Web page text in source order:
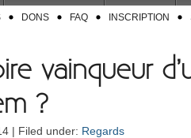
DONS FAQ INSCRIPTION
vainqueur
?
| Filed under: Regards